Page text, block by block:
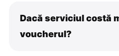
Dacă serviciul costă
voucherul?